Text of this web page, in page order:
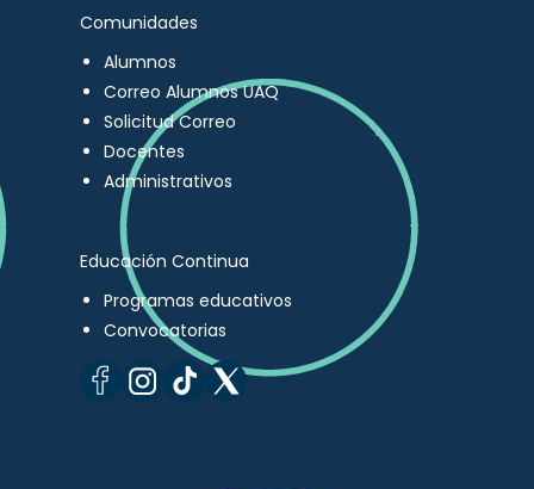
Comunidades
Alumnos
Correo Alumnos UAQ
Solicitud Correo
Docentes
Administrativos
Educación Continua
Programas educativos
Convocatorias